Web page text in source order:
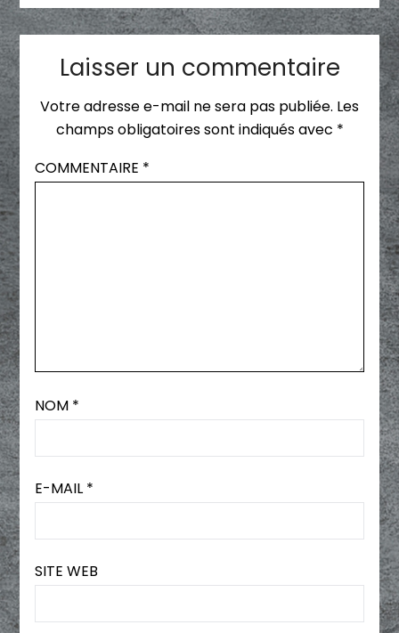
Laisser un commentaire
Votre adresse e-mail ne sera pas publiée. Les
champs obligatoires sont indiqués avec *
COMMENTAIRE *
NOM *
E-MAIL *
SITE WEB